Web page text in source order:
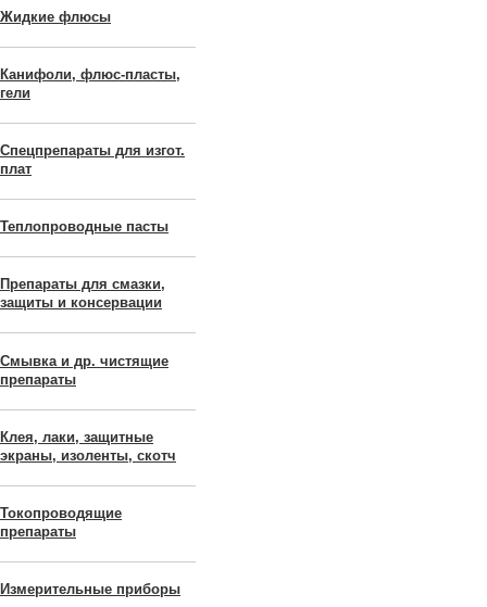
Жидкие флюсы
Канифоли, флюс-пласты,
гели
Спецпрепараты для изгот.
плат
Теплопроводные пасты
Препараты для смазки,
защиты и консервации
Смывка и др. чистящие
препараты
Клея, лаки, защитные
экраны, изоленты, скотч
Токопроводящие
препараты
Измерительные приборы